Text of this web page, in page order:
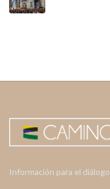
Información para el diálogo